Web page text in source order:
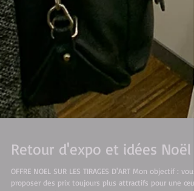
Retour d'expo et idées Noël